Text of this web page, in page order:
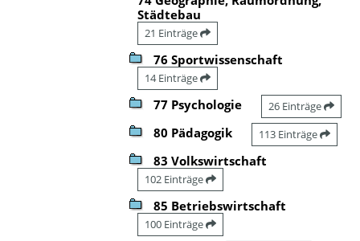
Städtebau
21 Einträge
76 Sportwissenschaft
14 Einträge
77 Psychologie 26 Einträge
80 Pädagogik 113 Einträge
83 Volkswirtschaft
102 Einträge
85 Betriebswirtschaft
100 Einträge